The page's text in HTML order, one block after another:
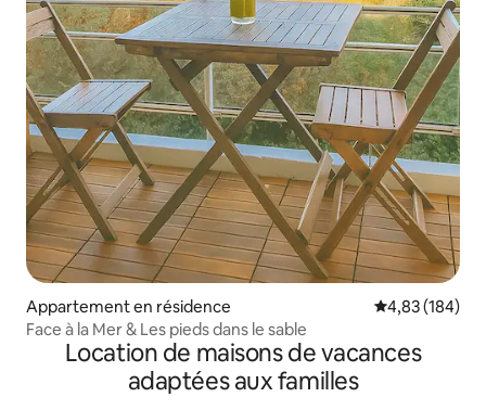
Appartement en résidence Évaluation
4,83 (184)
Face à la Mer & Les pieds dans le sable
Location de maisons de vacances
adaptées aux familles